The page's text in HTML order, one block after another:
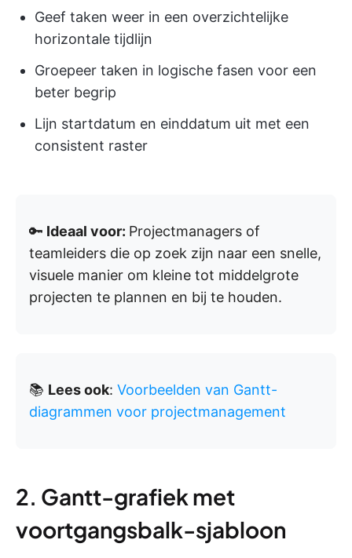
Geef taken weer in een overzichtelijke
horizontale tijdlijn
Groepeer taken in logische fasen voor een
beter begrip
Lijn startdatum en einddatum uit met een
consistent raster
🔑 Ideaal voor: Projectmanagers of
teamleiders die op zoek zijn naar een snelle,
visuele manier om kleine tot middelgrote
projecten te plannen en bij te houden.
📚 Lees ook: Voorbeelden van Gantt-
diagrammen voor projectmanagement
2. Gantt-grafiek met
voortgangsbalk-sjabloon